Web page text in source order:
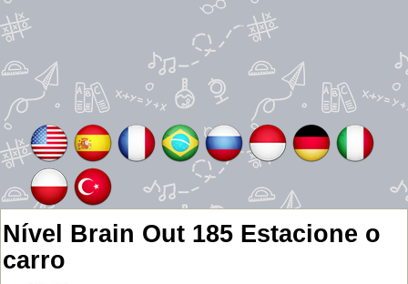
Nível Brain Out 185 Estacione o
carro